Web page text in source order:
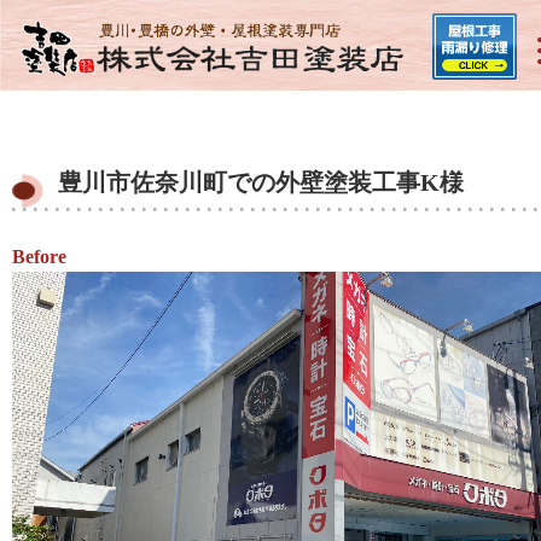
豊川市佐奈川町での外壁塗装工事K様
Before